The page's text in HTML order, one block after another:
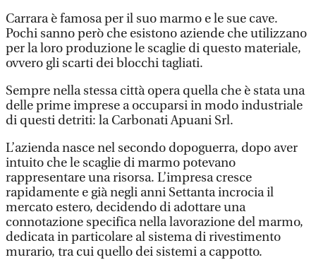
Carrara è famosa per il suo marmo e le sue cave.
Pochi sanno però che esistono aziende che utilizzano
per la loro produzione le scaglie di questo materiale,
ovvero gli scarti dei blocchi tagliati.
Sempre nella stessa città opera quella che è stata una
delle prime imprese a occuparsi in modo industriale
di questi detriti: la Carbonati Apuani Srl.
L’azienda nasce nel secondo dopoguerra, dopo aver
intuito che le scaglie di marmo potevano
rappresentare una risorsa. L’impresa cresce
rapidamente e già negli anni Settanta incrocia il
mercato estero, decidendo di adottare una
connotazione specifica nella lavorazione del marmo,
dedicata in particolare al sistema di rivestimento
murario, tra cui quello dei sistemi a cappotto.